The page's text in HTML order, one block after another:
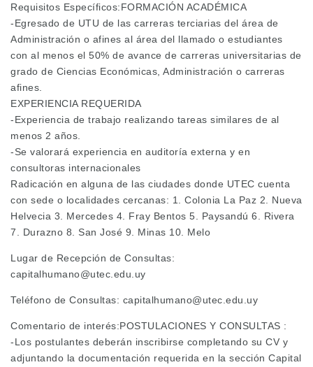
Requisitos Específicos:FORMACIÓN ACADÉMICA
-Egresado de UTU de las carreras terciarias del área de
Administración o afines al área del llamado o estudiantes
con al menos el 50% de avance de carreras universitarias de
grado de Ciencias Económicas, Administración o carreras
afines.
EXPERIENCIA REQUERIDA
-Experiencia de trabajo realizando tareas similares de al
menos 2 años.
-Se valorará experiencia en auditoría externa y en
consultoras internacionales
Radicación en alguna de las ciudades donde UTEC cuenta
con sede o localidades cercanas: 1. Colonia La Paz 2. Nueva
Helvecia 3. Mercedes 4. Fray Bentos 5. Paysandú 6. Rivera
7. Durazno 8. San José 9. Minas 10. Melo
Lugar de Recepción de Consultas:
capitalhumano@utec.edu.uy
Teléfono de Consultas: capitalhumano@utec.edu.uy
Comentario de interés:POSTULACIONES Y CONSULTAS :
-Los postulantes deberán inscribirse completando su CV y
adjuntando la documentación requerida en la sección Capital